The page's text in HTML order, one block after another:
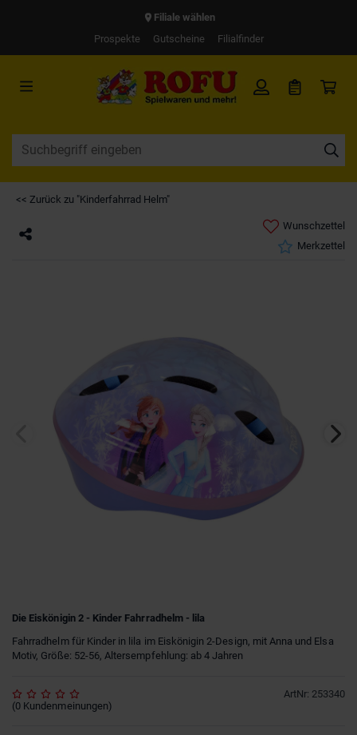
Filiale wählen
Prospekte
Gutscheine Filialfinder
<< Zurück zu "Kinderfahrrad Helm"
Wunschzettel
Merkzettel
Die Eiskönigin 2 - Kinder Fahrradhelm - lila
Fahrradhelm für Kinder in lila im Eiskönigin 2-Design, mit Anna und Elsa
Motiv, Größe: 52-56, Altersempfehlung: ab 4 Jahren
ArtNr: 253340
(0 Kundenmeinungen)